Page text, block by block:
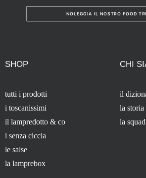
NOLEGGIA IL NOSTRO FOOD
SHOP
tutti i prodotti
i toscanissimi
il lampredotto & co
i senza ciccia
le salse
la lamprebox
CHI
il
la storia
la